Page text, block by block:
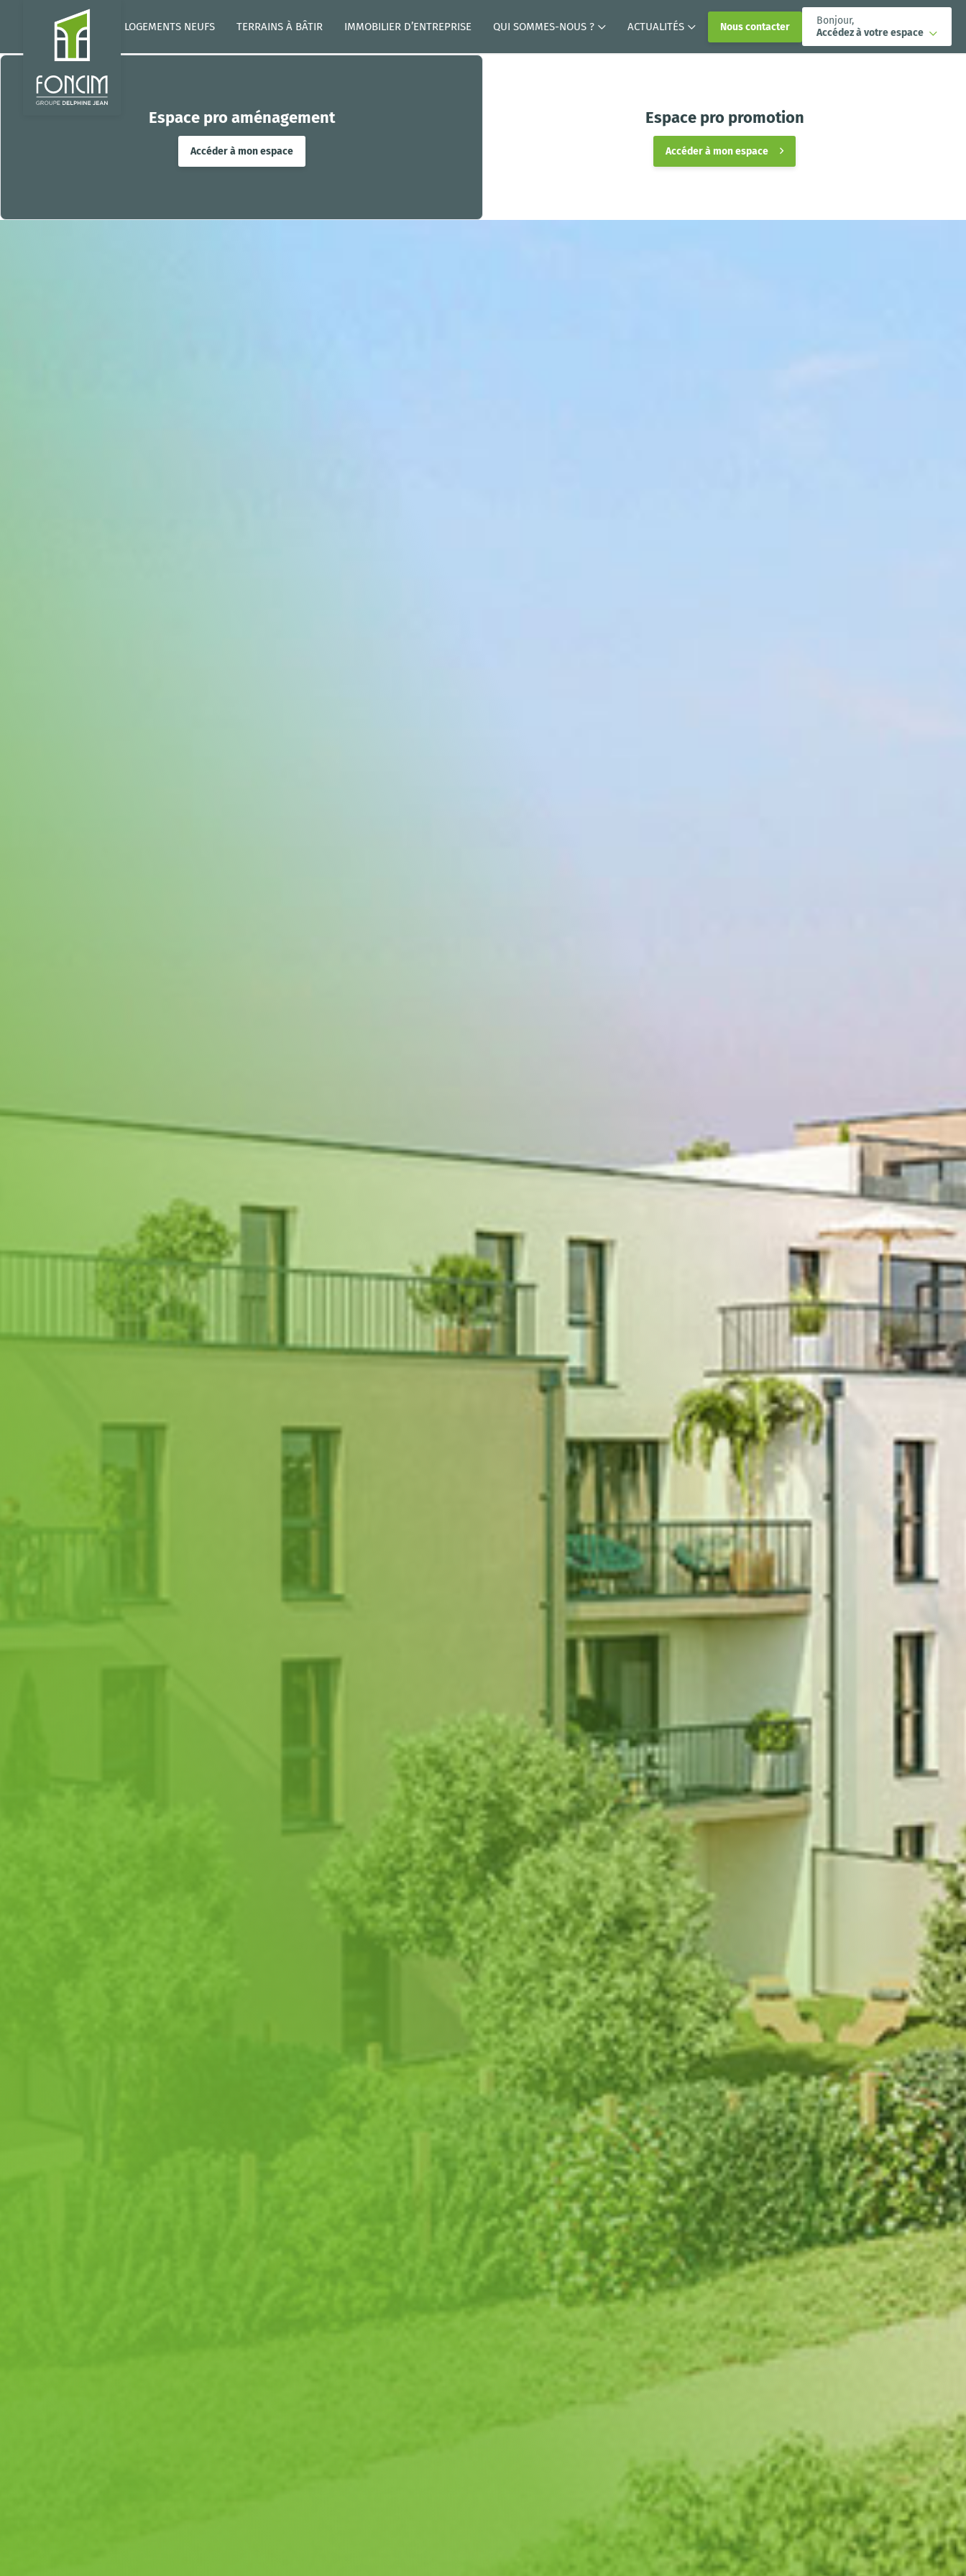
LOGEMENTS NEUFS TERRAINS À BÂTIR IMMOBILIER D’ENTREPRISE QUI SOMMES-NOUS ? ACTUALITÉS Nous contacter
Bonjour,
Accédez à votre espace
Espace pro aménagement
Accéder à mon espace
Espace pro promotion
Accéder à mon espace